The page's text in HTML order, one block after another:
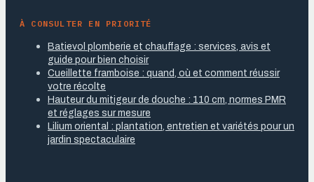
À CONSULTER EN PRIORITÉ
Batievol plomberie et chauffage : services, avis et
guide pour bien choisir
Cueillette framboise : quand, où et comment réussir
votre récolte
Hauteur du mitigeur de douche : 110 cm, normes PMR
et réglages sur mesure
Lilium oriental : plantation, entretien et variétés pour un
jardin spectaculaire